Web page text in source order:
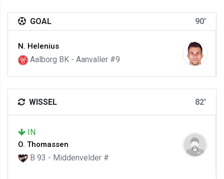
GOAL 90'
N. Helenius
Aalborg BK - Aanvaller #9
WISSEL 82'
IN
O. Thomassen
B 93 - Middenvelder #